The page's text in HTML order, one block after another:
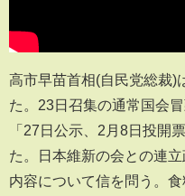
高市早苗首相(自民党総裁)
た。23日召集の通常国会
「27日公示、2月8日投開
た。日本維新の会との連
内容について信を問う。